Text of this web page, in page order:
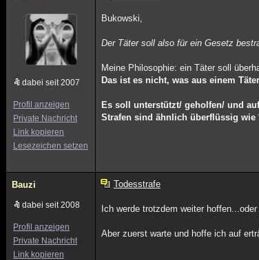
dabei seit 2007
Profil anzeigen
Private Nachricht
Link kopieren
Lesezeichen setzen
Bukowski,
Der Täter soll also für ein Gesetz
Meine Philosophie: ein Täter soll
Das ist es nicht, was aus einem
Es soll unterstützt/ geholfen/ und
Strafen sind ähnlich überflüssig wie
Bauzi
dabei seit 2008
Profil anzeigen
Private Nachricht
Link kopieren
Todesstrafe
Ich werde trotzdem weiter
Aber zuerst warte und hoffe ich auf